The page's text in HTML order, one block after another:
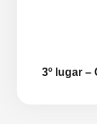
3º lugar –